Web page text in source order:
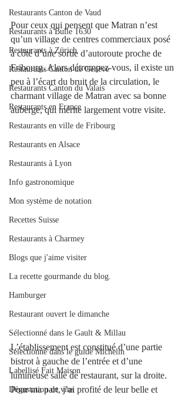
Restaurants Canton de Vaud
Restaurants à Bulle 1630
Restaurants à Zürich
Restaurants Canton de Genève
Restaurants Canton du Valais
Restaurants en France
Restaurants en ville de Fribourg
Restaurants en Alsace
Restaurants à Lyon
Info gastronomique
Mon système de notation
Recettes Suisse
Restaurants à Charmey
Blogs que j'aime visiter
La recette gourmande du blog.
Hamburger
Restaurant ouvert le dimanche
Sélectionné dans le Gault & Millau
Sélectionné dans le guide Michelin
Labellisé Fait Maison
Dégustation de vins
Pour ceux qui pensent que Matran n’est
qu’un village de centres commerciaux posé
à côté d’une sortie d’autoroute proche de
Fribourg. Alors détrompez-vous, il existe un
peu à l’écart du bruit de la circulation, le
charmant village de Matran avec sa bonne
auberge, qui mérite largement votre visite.
L’établissement est constitué d’une partie
bistrot à gauche de l’entrée et d’une
lumineuse salle de restaurant, sur la droite.
Pour ma part, j’ai profité de leur belle et